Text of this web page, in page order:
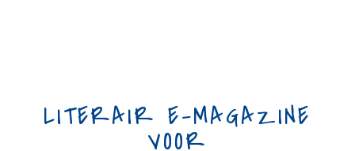
LITERAIR E-MAGAZINE
VOOR